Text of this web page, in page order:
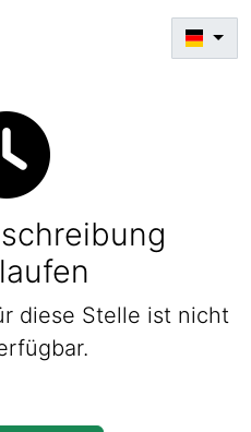
diese Stelle ist nicht